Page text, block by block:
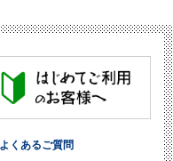
よくあるご質問